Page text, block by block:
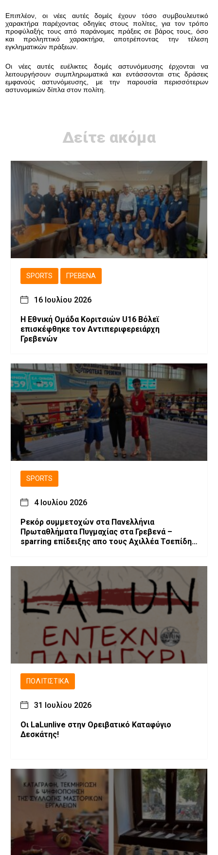
Επιπλέον, οι νέες αυτές δομές έχουν τόσο
συμβουλευτικό
χαρακτήρα παρέχοντας οδηγίες στους πολίτες, για τον τρόπο
προφύλαξής τους από παράνομες πράξεις σε βάρος τους, όσο
και προληπτικό χαρακτήρα, αποτρέποντας την τέλεση
εγκληματικών πράξεων.
Οι νέες αυτές ευέλικτες δομές αστυνόμευσης έρχονται να
λειτουργήσουν συμπληρωματικά και εντάσσονται στις δράσεις
εμφανούς αστυνόμευσης, με την παρουσία περισσότερων
αστυνομικών δίπλα στον πολίτη.
Δείτε ακόμα
SPORTS ΓΡΕΒΕΝΆ
16 Ιουλίου 2026
Η Εθνική Ομάδα Κοριτσιών U16 Βόλεϊ
επισκέφθηκε τον Αντιπεριφερειάρχη
Γρεβενών
SPORTS
4 Ιουλίου 2026
Ρεκόρ συμμετοχών στα Πανελλήνια
Πρωταθλήματα Πυγμαχίας στα Γρεβενά –
sparring επίδειξης απο τους Αχιλλέα Τσεπίδη
ΠΟΛΙΤΙΣΤΙΚΆ
31 Ιουλίου 2026
Οι LaLunlive στην Ορειβατικό Καταφύγιο
Δεσκάτης!